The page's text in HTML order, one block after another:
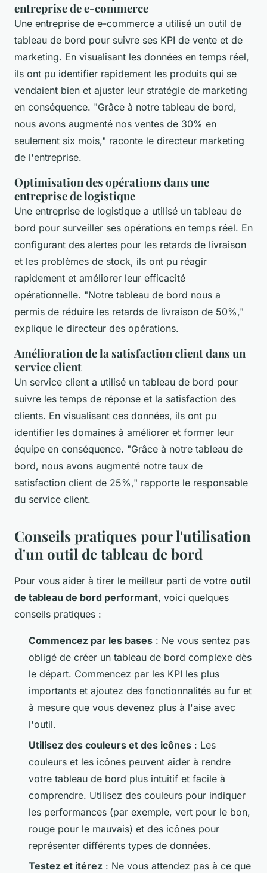
entreprise de e-commerce
Une entreprise de e-commerce a utilisé un outil de
tableau de bord pour suivre ses KPI de vente et de
marketing. En visualisant les données en temps réel,
ils ont pu identifier rapidement les produits qui se
vendaient bien et ajuster leur stratégie de marketing
en conséquence. "Grâce à notre tableau de bord,
nous avons augmenté nos ventes de 30% en
seulement six mois," raconte le directeur marketing
de l'entreprise.
Optimisation des opérations dans une
entreprise de logistique
Une entreprise de logistique a utilisé un tableau de
bord pour surveiller ses opérations en temps réel. En
configurant des alertes pour les retards de livraison
et les problèmes de stock, ils ont pu réagir
rapidement et améliorer leur efficacité
opérationnelle. "Notre tableau de bord nous a
permis de réduire les retards de livraison de 50%,"
explique le directeur des opérations.
Amélioration de la satisfaction client dans un
service client
Un service client a utilisé un tableau de bord pour
suivre les temps de réponse et la satisfaction des
clients. En visualisant ces données, ils ont pu
identifier les domaines à améliorer et former leur
équipe en conséquence. "Grâce à notre tableau de
bord, nous avons augmenté notre taux de
satisfaction client de 25%," rapporte le responsable
du service client.
Conseils pratiques pour l'utilisation
d'un outil de tableau de bord
Pour vous aider à tirer le meilleur parti de votre outil
de tableau de bord performant, voici quelques
conseils pratiques :
Commencez par les bases : Ne vous sentez pas
obligé de créer un tableau de bord complexe dès
le départ. Commencez par les KPI les plus
importants et ajoutez des fonctionnalités au fur et
à mesure que vous devenez plus à l'aise avec
l'outil.
Utilisez des couleurs et des icônes : Les
couleurs et les icônes peuvent aider à rendre
votre tableau de bord plus intuitif et facile à
comprendre. Utilisez des couleurs pour indiquer
les performances (par exemple, vert pour le bon,
rouge pour le mauvais) et des icônes pour
représenter différents types de données.
Testez et itérez : Ne vous attendez pas à ce que